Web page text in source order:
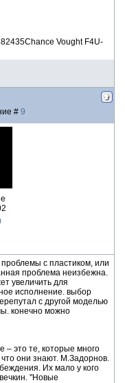
Vought F4U-
# 9
с пластиком, или
проблема неизбежна.
увеличить для
исполнение. выбор
с другой моделью
конечно можно
– это те, которые много
они знают. М.Задорнов.
Их мало у кого
"Новые